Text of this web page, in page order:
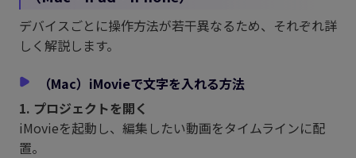
デバイスごとに操作方法が若干異なるため、それぞれ詳
しく解説します。
（Mac）iMovieで文字を入れる方法
1. プロジェクトを開く
iMovieを起動し、編集したい動画をタイムラインに配
置。